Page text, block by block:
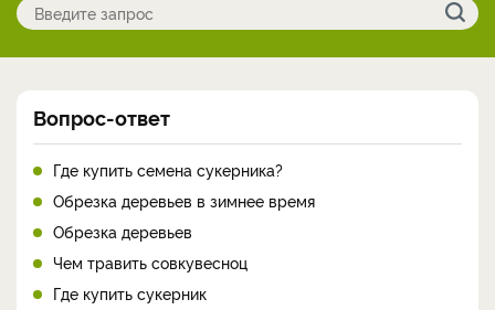
Вопрос-ответ
Где купить семена сукерника?
Обрезка деревьев в зимнее время
Обрезка деревьев
Чем травить совкувесноц
Где купить сукерник